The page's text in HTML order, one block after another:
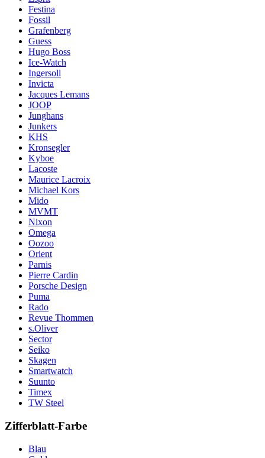
Festina
Fossil
Grafenberg
Guess
Hugo Boss
Ice-Watch
Ingersoll
Invicta
Jacques Lemans
JOOP
Junghans
Junkers
KHS
Kronsegler
Kyboe
Lacoste
Maurice Lacroix
Michael Kors
Mido
MVMT
Nixon
Omega
Oozoo
Orient
Parnis
Pierre Cardin
Porsche Design
Puma
Rado
Revue Thommen
s.Oliver
Sector
Seiko
Skagen
Smartwatch
Suunto
Timex
TW Steel
Zifferblatt-Farbe
Blau